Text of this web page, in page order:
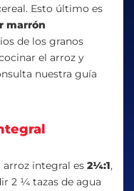
Esto último es
marrón
de los granos
el arroz y
nuestra guía
arroz integral es 2¼:1,
2 ¼ tazas de agua